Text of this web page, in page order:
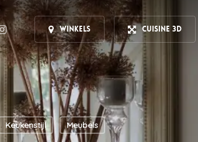
Winkels Cuisine 3D
Keukenstijl Meubels